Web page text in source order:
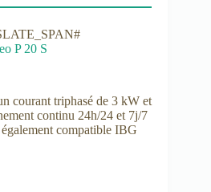
P 20 S
courant triphasé de 3 kW et
continu 24h/24 et 7j/7
compatible IBG